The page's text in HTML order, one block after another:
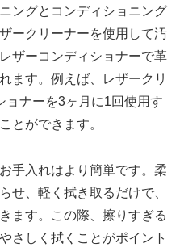
ングとコンディショニング
ークリーナーを使用して汚
ザーコンディショナーで革
ます。例えば、レザークリ
ョナーを3ヶ月に1回使用す
とができます。
手入れはより簡単です。柔
せ、軽く拭き取るだけで、
ます。この際、擦りすぎる
さしく拭くことがポイント